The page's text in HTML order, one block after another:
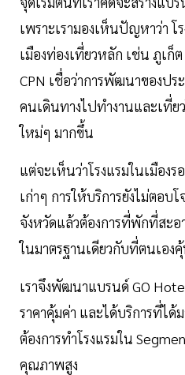
เพราะเรามองเห็นปัญหาว่า โ
เมืองท่องเที่ยวหลัก เช่น ภูเก็
CPN เชื่อว่าการพัฒนาของปร
คนเดินทางไปทำงานและเที่ย
ใหม่ๆ มากขึ้น
แต่จะเห็นว่าโรงแรมในเมือง
เก่าๆ การให้บริการยังไม่ตอบ
จังหวัดแล้วต้องการที่พักที่สะอ
ในมาตรฐานเดียวกับที่ตนเอง
เราจึงพัฒนาแบรนด์ GO
ราคาคุ้มค่า และได้บริการที่ได้
ต้องการทำโรงแรมใน
คุณภาพสูง